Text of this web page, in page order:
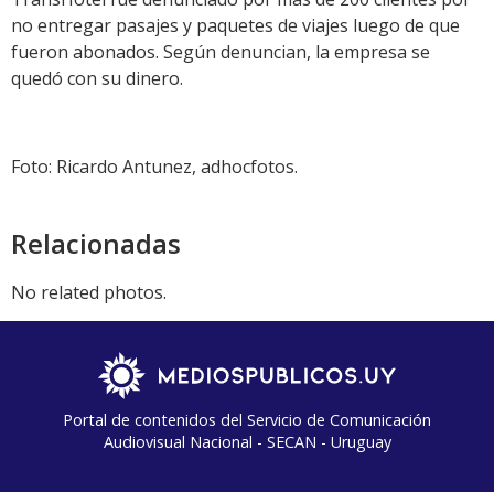
no entregar pasajes y paquetes de viajes luego de que
fueron abonados. Según denuncian, la empresa se
quedó con su dinero.
Foto: Ricardo Antunez, adhocfotos.
Relacionadas
No related photos.
Portal de contenidos del Servicio de Comunicación
Audiovisual Nacional - SECAN - Uruguay